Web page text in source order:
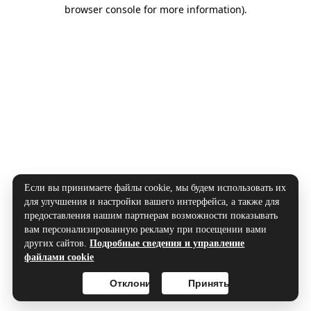
browser console for more information).
Если вы принимаете файлы cookie, мы будем использовать их
для улучшения и настройки вашего интерфейса, а также для
предоставления нашим партнерам возможности показывать
вам персонализированную рекламу при посещении вами
других сайтов.Подробные сведения и управление
файлами cookie
Принять
Отклонить